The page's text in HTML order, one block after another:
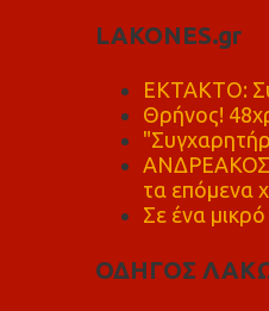
LAKONES.gr
ΕΚΤΑΚΤΟ:
Θρήνος!
ΑΝΔΡΕΑΚΟΣ:
τα επόμενα
Σε ένα
ΟΔΗΓΟΣ